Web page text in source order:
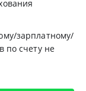
зарплатному/
по счету не